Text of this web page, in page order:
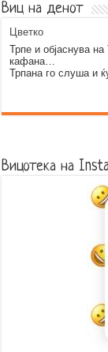
Виц на денот
Цветко
Трпе и објаснува
кафана…
Трпана го слуша и
Вицотека на